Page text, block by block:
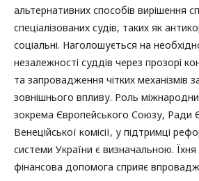
альтернативних способів вирішення
спеціалізованих судів, таких як
соціальні. Наголошується на
незалежності суддів через прозорі
та запровадження чітких механізмів
зовнішнього впливу. Роль
зокрема Європейського Союзу, Ради
Венеційської комісії, у підтримці
системи України є визначальною.
фінансова допомога сприяє